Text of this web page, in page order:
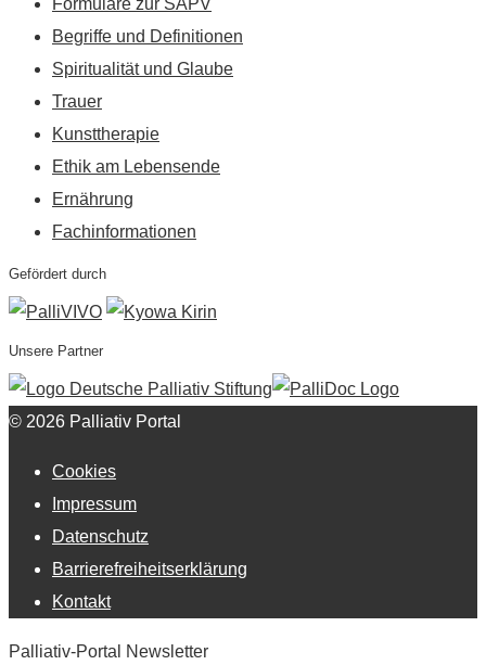
Begriffe und Definitionen
Spiritualität und Glaube
Trauer
Kunsttherapie
Ethik am Lebensende
Ernährung
Fachinformationen
Gefördert durch
Unsere Partner
© 2026 Palliativ Portal
Cookies
Impressum
Datenschutz
Barrierefreiheitserklärung
Kontakt
Palliativ-Portal Newsletter